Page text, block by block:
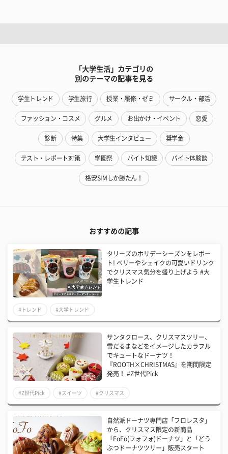
「大学生活」カテゴリの
別のテーマの記事を見る
学生トレンド 学生旅行 授業・履修・ゼミ サークル・部活
ファッション・コスメ グルメ お出かけ・イベント 恋愛
診断 特集 大学生インタビュー 奨学金
テスト・レポート対策 学園祭 バイト知識 バイト体験談
格安SIMしか勝たん！
おすすめの記事
タリーズのホリデーシーズンをレポー
ト! ベリーやシェイクの可愛いドリンク
でクリスマス気分を盛り上げよう #大
学生トレンド
#トレンド #大学トレンド
サンタクロース、クリスマスツリー、
雪だるまなどをイメージしたカラフル
でキュートなドーナツ！
『ROOTH×CHRISTMAS』を期間限定
発売！ #Z世代Pick
#Z世代Pick #スイーツ #クリスマス
自然派ドーナツ専門店「フロレスタ」
から、クリスマス限定の新商品
「FoFo(フォフォ)ドーナツ」と「どう
ぶつドーナツツリー」販売スタート